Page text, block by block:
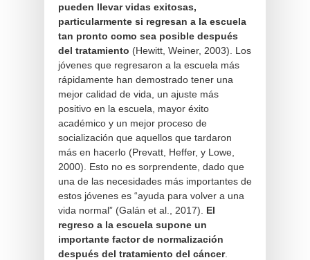
pueden llevar vidas exitosas,
particularmente si regresan a la escuela
tan pronto como sea posible después
del tratamiento (Hewitt, Weiner, 2003). Los
jóvenes que regresaron a la escuela más
rápidamente han demostrado tener una
mejor calidad de vida, un ajuste más
positivo en la escuela, mayor éxito
académico y un mejor proceso de
socialización que aquellos que tardaron
más en hacerlo (Prevatt, Heffer, y Lowe,
2000). Esto no es sorprendente, dado que
una de las necesidades más importantes de
estos jóvenes es “ayuda para volver a una
vida normal” (Galán et al., 2017). El
regreso a la escuela supone un
importante factor de normalización
después del tratamiento del cáncer.